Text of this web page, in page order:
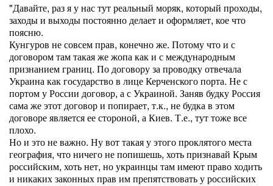
"Давайте, раз я у нас тут реальный моряк, который проходы,
заходы и выходы постоянно делает и оформляет, кое что
поясню.
Кунгуров не совсем прав, конечно же. Потому что и с
договором там такая же жопа как и с международным
признанием границ. По договору за проводку отвечала
Украина как государство в лице Керченского порта. Не с
портом у России договор, а с Украиной. Заняв будку Россия
сама же этот договор и попирает, т.к., не будка в этом
договоре является ее стороной, а Киев. Т.е., тут тоже все
плохо.
Но и это не важно. Ну вот такая у этого проклятого места
география, что ничего не попишешь, хоть признавай Крым
российским, хоть нет, но украинцы там имеют право ходить
и никаких законных прав им препятствовать у российских